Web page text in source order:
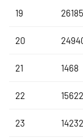
19 26185
20
21 1468
22 15622
23 14232